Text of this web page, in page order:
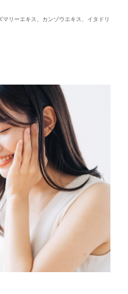
リーエキス、カンゾウエキス、イタドリ